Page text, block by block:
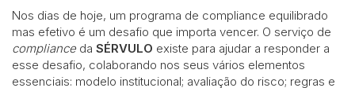
Nos dias de hoje, um programa de compliance equilibrado
mas efetivo é um desafio que importa vencer. O serviço de
complianceda SÉRVULO existe para ajudar a responder a
esse desafio, colaborando nos seus vários elementos
essenciais: modelo institucional; avaliação do risco; regras e